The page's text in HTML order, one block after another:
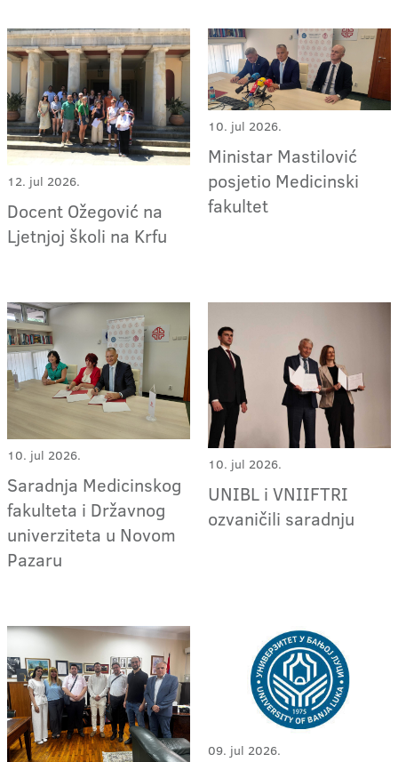
12. jul 2026.
Docent Ožegović na
Ljetnjoj školi na Krfu
10. jul 2026.
Ministar Mastilović
posjetio Medicinski
fakultet
10. jul 2026.
Saradnja Medicinskog
fakulteta i Državnog
univerziteta u Novom
Pazaru
10. jul 2026.
UNIBL i VNIIFTRI
ozvaničili saradnju
09. jul 2026.